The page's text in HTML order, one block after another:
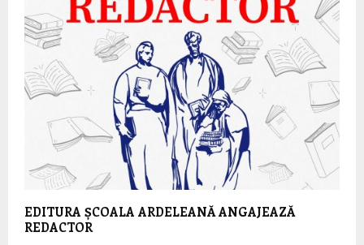
EDITURA ȘCOALA ARDELEANĂ ANGAJEAZĂ
REDACTOR